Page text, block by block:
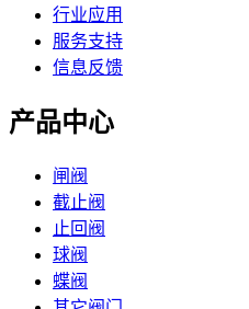
行业应用
服务支持
信息反馈
产品中心
闸阀
截止阀
止回阀
球阀
蝶阀